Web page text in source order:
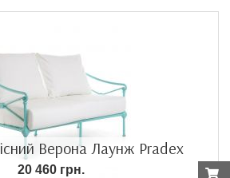
Верона Лаунж Pradex
20 460 грн.